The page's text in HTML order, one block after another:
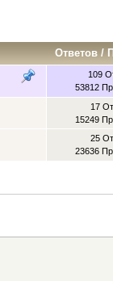
Ответов/
109
53812
17
15249
25
23636